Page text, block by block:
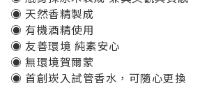
◉ 天然香精製成
◉ 有機酒精使用
◉ 友善環境 純素安心
◉ 無環境賀爾蒙
◉ 首創崁入試管香水，可隨心更換